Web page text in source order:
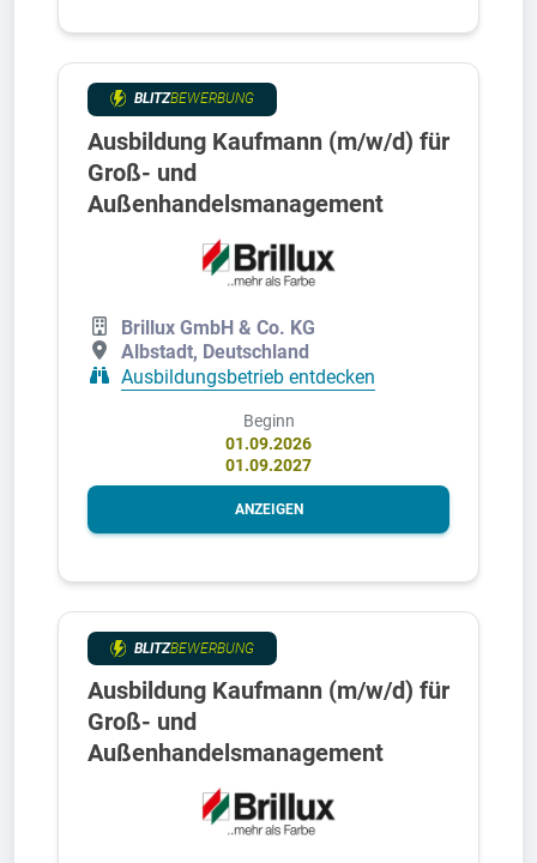
BLITZBEWERBUNG
Ausbildung Kaufmann (m/w/d) für
Groß- und
Außenhandelsmanagement
Brillux GmbH & Co. KG
Albstadt, Deutschland
Ausbildungsbetrieb entdecken
Beginn
01.09.2026
01.09.2027
ANZEIGEN
BLITZBEWERBUNG
Ausbildung Kaufmann (m/w/d) für
Groß- und
Außenhandelsmanagement